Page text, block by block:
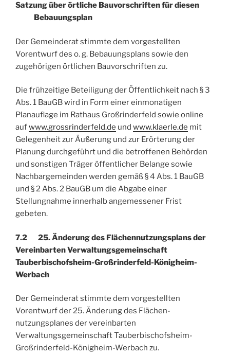
Satzung über örtliche Bauvorschriften für diesen
Bebauungsplan
Der Gemeinderat stimmte dem vorgestellten
Vorentwurf des o. g. Bebauungsplans sowie den
zugehörigen örtlichen Bauvorschriften zu.
Die frühzeitige Beteiligung der Öffentlichkeit nach § 3
Abs. 1 BauGB wird in Form einer ein­monatigen
Planauflage im Rathaus Großrinderfeld sowie online
aufwww.grossrinderfeld.de und www.klaerle.de mit
Gelegenheit zur Äußerung und zur Erörterung der
Planung durchgeführt und die betroffenen Behörden
und sonstigen Träger öffentlicher Belange sowie
Nachbargemeinden werden gemäß § 4 Abs. 1 BauGB
und § 2 Abs. 2 BauGB um die Abgabe einer
Stellungnahme innerhalb angemessener Frist
gebeten.
7.2 25. Änderung des Flächennutzungsplans der
Vereinbarten Verwaltungsgemeinschaft
Tauberbischofsheim-Großrinderfeld-Königheim-
Werbach
Der Gemeinderat stimmte dem vorgestellten
Vorentwurf der 25. Änderung des Flächen­
nutzungsplanes der vereinbarten
Verwaltungsgemeinschaft Tauberbischofsheim-
Großrinderfeld-Königheim-Werbach zu.